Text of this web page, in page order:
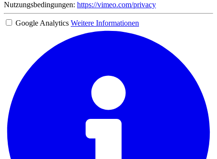
Nutzungsbedingungen: https://vimeo.com/privacy
Google Analytics Weitere Informationen